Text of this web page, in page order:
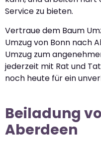
Service zu bieten.
Vertraue dem Baum
Umzug von Bonn nach
Umzug zum
jederzeit mit Rat und
noch heute für ein
Beiladung
Aberdeen